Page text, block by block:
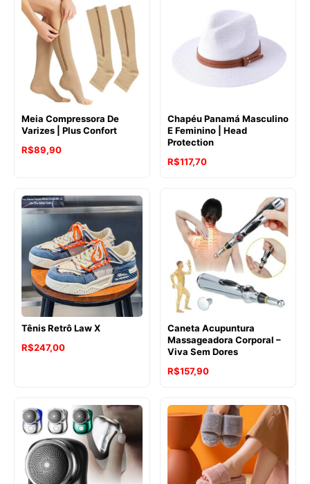
Meia Compressora De
Varizes | Plus Confort
R$89,90
Chapéu Panamá Masculino
E Feminino | Head
Protection
R$117,70
Tênis Retrô Law X
R$247,00
Caneta Acupuntura
Massageadora Corporal –
Viva Sem Dores
R$157,90